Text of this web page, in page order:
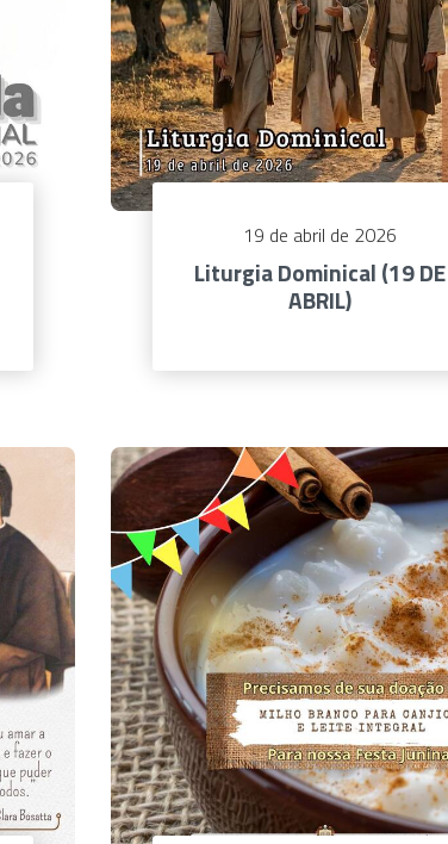
19 de abril de 2026
Liturgia Dominical (19 DE
ABRIL)